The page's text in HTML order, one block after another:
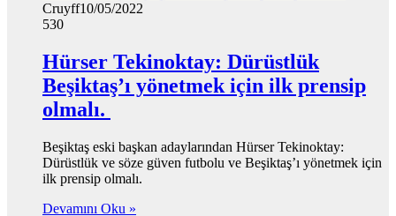
Cruyff10/05/2022
530
Hürser Tekinoktay: Dürüstlük
Beşiktaş’ı yönetmek için ilk prensip
olmalı.
Beşiktaş eski başkan adaylarından Hürser Tekinoktay:
Dürüstlük ve söze güven futbolu ve Beşiktaş’ı yönetmek için
ilk prensip olmalı.
Devamını Oku »